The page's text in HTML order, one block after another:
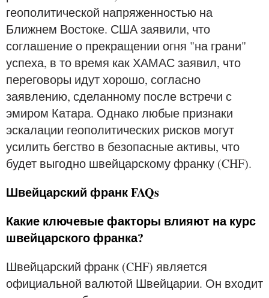
геополитической напряженностью на
Ближнем Востоке. США заявили, что
соглашение о прекращении огня "на грани"
успеха, в то время как ХАМАС заявил, что
переговоры идут хорошо, согласно
заявлению, сделанному после встречи с
эмиром Катара. Однако любые признаки
эскалации геополитических рисков могут
усилить бегство в безопасные активы, что
будет выгодно швейцарскому франку (CHF).
Швейцарский франк FAQs
Какие ключевые факторы влияют на курс
швейцарского франка?
Швейцарский франк (CHF) является
официальной валютой Швейцарии. Он входит